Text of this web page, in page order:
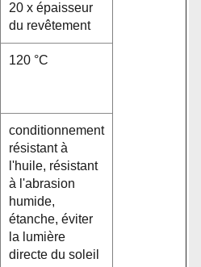
20 x épaisseur
du revêtement
120 °C
conditionnement
résistant à
l'huile, résistant
à l'abrasion
humide,
étanche, éviter
la lumière
directe du soleil